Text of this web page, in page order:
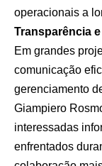
operacionais a
Transparência
Em grandes
comunicação
gerenciamento
Giampiero
interessadas
enfrentados